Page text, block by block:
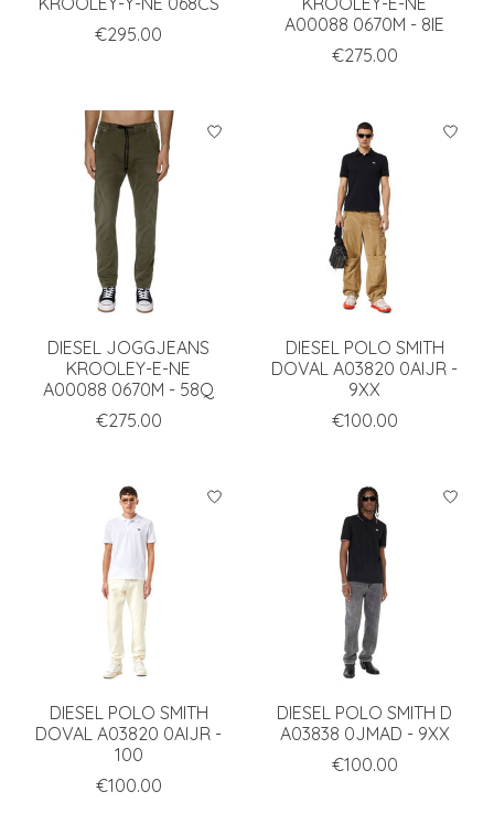
€295.00
A00088 0670M - 8IE
€275.00
DIESEL JOGGJEANS
KROOLEY-E-NE
A00088 0670M - 58Q
€275.00
DIESEL POLO SMITH
DOVAL A03820 0AIJR -
9XX
€100.00
DIESEL POLO SMITH
DOVAL A03820 0AIJR -
100
€100.00
DIESEL POLO SMITH D
A03838 0JMAD - 9XX
€100.00